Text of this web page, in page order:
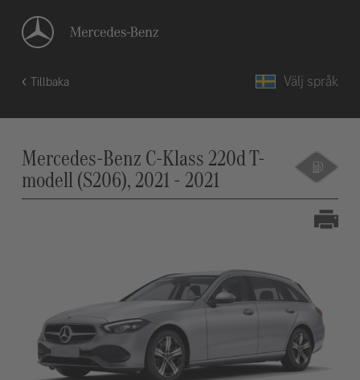
Tillbaka Välj språk
Mercedes-Benz C-Klass 220d T-
modell (S206), 2021 - 2021